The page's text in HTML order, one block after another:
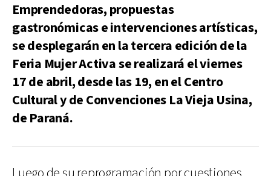
Emprendedoras, propuestas
gastronómicas e intervenciones artísticas,
se desplegarán en la tercera edición de la
Feria Mujer Activa se realizará el viernes
17 de abril, desde las 19, en el Centro
Cultural y de Convenciones La Vieja Usina,
de Paraná.